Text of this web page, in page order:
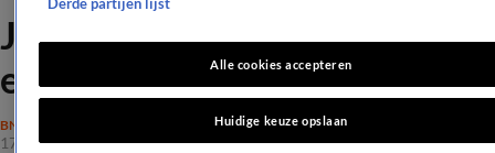
Jutta Leerdam zegt 'down to
earth' in het leven te staan
BN'ERS
17 feb 2026, 22:54
Derde partijen lijst
Alle cookies accepteren
Huidige keuze opslaan